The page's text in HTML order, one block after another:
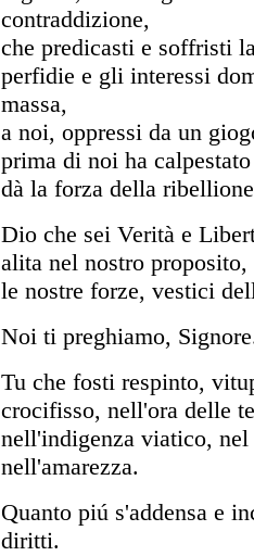
contraddizione,
che predicasti e soffristi
perfidie e gli interessi
massa,
a noi, oppressi da un
prima di noi ha
dà la forza della
Dio che sei Verità e
alita nel nostro
le nostre forze, vestici
Noi ti preghiamo,
Tu che fosti respinto,
crocifisso, nell'ora delle
nell'indigenza viatico,
nell'amarezza.
Quanto piú s'addensa e
diritti.